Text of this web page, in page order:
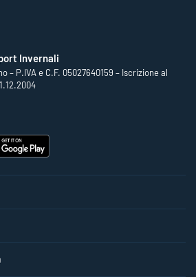
Invernali
– P.IVA e C.F. 05027640159 – Iscrizione al